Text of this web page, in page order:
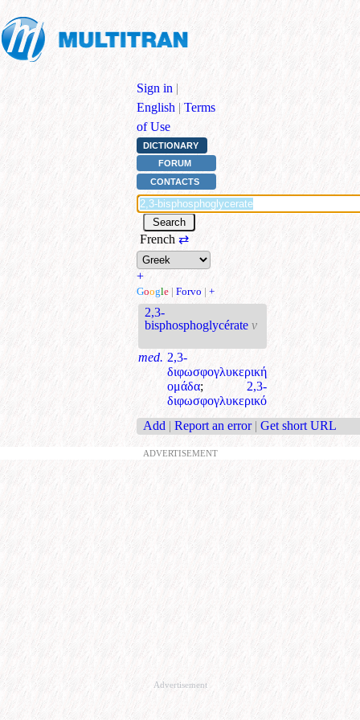
Sign in |
English | Terms
of Use
DICTIONARY
FORUM
CONTACTS
French ⇄
+
Google | Forvo | +
2,3-
bisphosphoglycérate v
med. 2,3-
διφωσφογλυκερική
ομάδα; 2,3-
διφωσφογλυκερικό
Add | Report an error | Get short URL
ADVERTISEMENT
Advertisement